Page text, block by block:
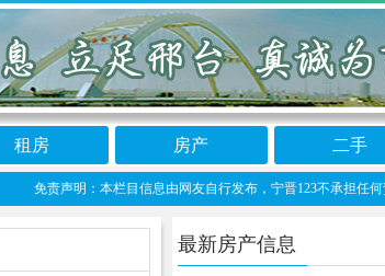
租房 房产 二手
免责声明：本栏目信息由网友自行发布，宁晋123不承担任何
最新房产信息